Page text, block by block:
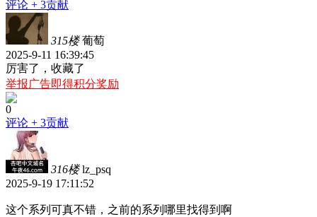
评论 + 3贡献
315楼 葡萄
2025-9-11 16:39:45
厉害了，收藏了
举报广告即得积分奖励
0
评论 + 3贡献
316楼 lz_psq
2025-9-19 17:11:52
这个系列可真不错，之前的系列哪里找得到啊